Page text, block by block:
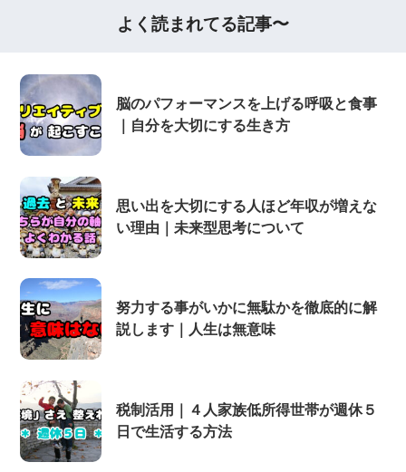
よく読まれてる記事〜
脳のパフォーマンスを上げる呼吸と食事
｜自分を大切にする生き方
思い出を大切にする人ほど年収が増えな
い理由｜未来型思考について
努力する事がいかに無駄かを徹底的に解
説します｜人生は無意味
税制活用｜４人家族低所得世帯が週休５
日で生活する方法